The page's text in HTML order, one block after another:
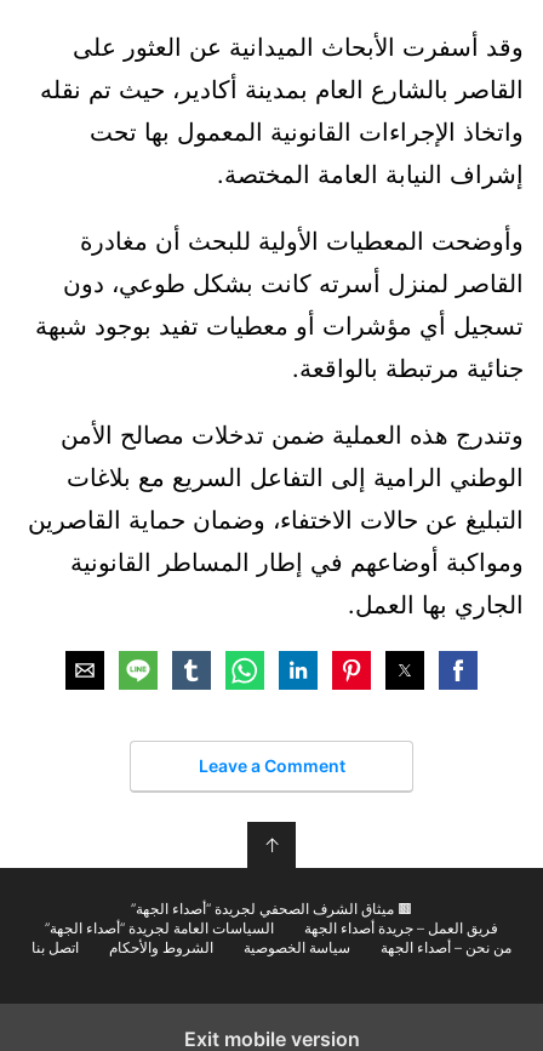
وقد أسفرت الأبحاث الميدانية عن العثور على
القاصر بالشارع العام بمدينة أكادير، حيث تم نقله
واتخاذ الإجراءات القانونية المعمول بها تحت
إشراف النيابة العامة المختصة.
وأوضحت المعطيات الأولية للبحث أن مغادرة
القاصر لمنزل أسرته كانت بشكل طوعي، دون
تسجيل أي مؤشرات أو معطيات تفيد بوجود شبهة
جنائية مرتبطة بالواقعة.
وتندرج هذه العملية ضمن تدخلات مصالح الأمن
الوطني الرامية إلى التفاعل السريع مع بلاغات
التبليغ عن حالات الاختفاء، وضمان حماية القاصرين
ومواكبة أوضاعهم في إطار المساطر القانونية
الجاري بها العمل.
Leave a Comment
↑
🟫 ميثاق الشرف الصحفي لجريدة “أصداء الجهة”
فريق العمل – جريدة أصداء الجهة
السياسات العامة لجريدة “أصداء الجهة”
من نحن – أصداء الجهة
سياسة الخصوصية الشروط والأحكام اتصل بنا
Exit mobile version